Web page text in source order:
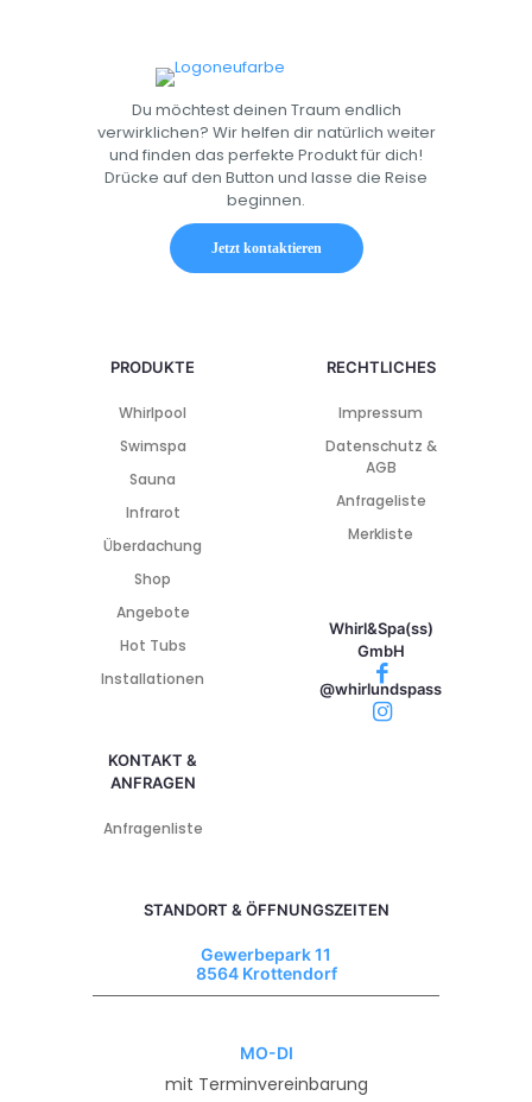
Du möchtest deinen Traum endlich
verwirklichen? Wir helfen dir natürlich weiter
und finden das perfekte Produkt für dich!
Drücke auf den Button und lasse die Reise
beginnen.
Jetzt kontaktieren
PRODUKTE
Whirlpool
Swimspa
Sauna
Infrarot
Überdachung
Shop
Angebote
Hot Tubs
Installationen
KONTAKT &
ANFRAGEN
Anfragenliste
RECHTLICHES
Impressum
Datenschutz &
AGB
Anfrageliste
Merkliste
Whirl&Spa(ss)
GmbH
@whirlundspass
STANDORT & ÖFFNUNGSZEITEN
Gewerbepark 11
8564 Krottendorf
MO-DI
mit Terminvereinbarung